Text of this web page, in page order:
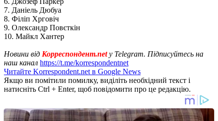
7. Даніель Дюбуа
8. Філіп Хрговіч
9. Олександр Повєткін
10. Майкл Хантер
Новини від Корреспондент.net у Telegram. Підписуйтесь на
наш канал https://t.me/korrespondentnet
Читайте Korrespondent.net в Google News
Якщо ви помітили помилку, виділіть необхідний текст і
натисніть Ctrl + Enter, щоб повідомити про це редакцію.